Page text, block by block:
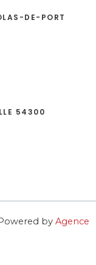
DE-PORT
54300
by Agence